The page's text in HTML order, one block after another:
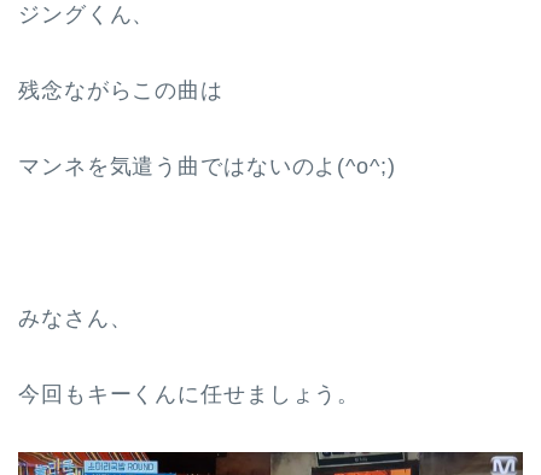
ジングくん、
残念ながらこの曲は
マンネを気遣う曲ではないのよ(^o^;)
みなさん、
今回もキーくんに任せましょう。